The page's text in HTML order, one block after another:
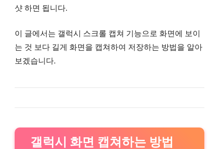
샷 하면 됩니다.
이 글에서는 갤럭시 스크롤 캡쳐 기능으로 화면에 보이
는 것 보다 길게 화면을 캡쳐하여 저장하는 방법을 알아
보겠습니다.
갤럭시 화면 캡쳐하는 방법